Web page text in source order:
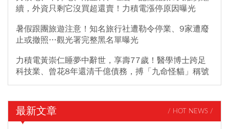
續，外資只剩它沒買超還賣！力積電漲停原因曝光
暑假跟團旅遊注意！知名旅行社遭勒令停業、9家遭廢
止或撤照…觀光署完整黑名單曝光
力積電黃崇仁睡夢中辭世，享壽77歲！醫學博士跨足
科技業、曾花8年還清千億債務，搏「九命怪貓」稱號
最新文章 / HOT NEWS /